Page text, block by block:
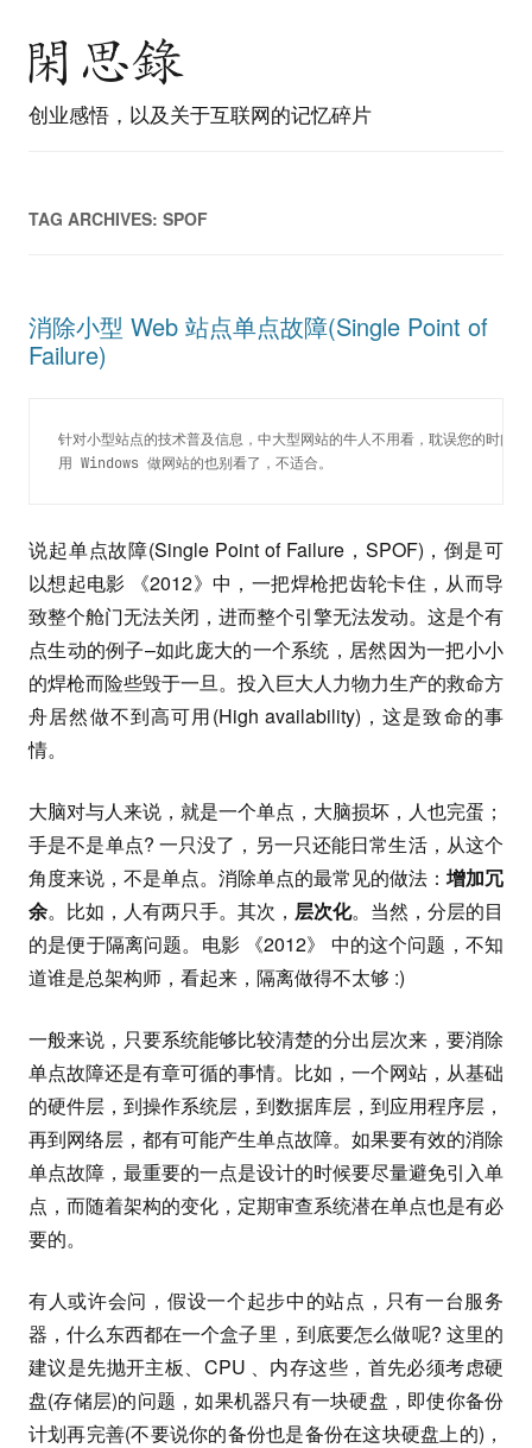
创业感悟，以及关于互联网的记忆碎片
TAG ARCHIVES: SPOF
消除小型 Web 站点单点故障(Single Point of
Failure)
针对小型站点的技术普及信息，中大型网站的牛人不用看，耽误您的时间
用 Windows 做网站的也别看了，不适合。
说起单点故障(Single Point of Failure，SPOF)，倒是可
以想起电影 《2012》中，一把焊枪把齿轮卡住，从而导
致整个舱门无法关闭，进而整个引擎无法发动。这是个有
点生动的例子–如此庞大的一个系统，居然因为一把小小
的焊枪而险些毁于一旦。投入巨大人力物力生产的救命方
舟居然做不到高可用(High availability)，这是致命的事
情。
大脑对与人来说，就是一个单点，大脑损坏，人也完蛋；
手是不是单点? 一只没了，另一只还能日常生活，从这个
角度来说，不是单点。消除单点的最常见的做法： 增加冗
余。比如，人有两只手。其次， 层次化。当然，分层的目
的是便于隔离问题。电影 《2012》 中的这个问题，不知
道谁是总架构师，看起来，隔离做得不太够 :)
一般来说，只要系统能够比较清楚的分出层次来，要消除
单点故障还是有章可循的事情。比如，一个网站，从基础
的硬件层，到操作系统层，到数据库层，到应用程序层，
再到网络层，都有可能产生单点故障。如果要有效的消除
单点故障，最重要的一点是设计的时候要尽量避免引入单
点，而随着架构的变化，定期审查系统潜在单点也是有必
要的。
有人或许会问，假设一个起步中的站点，只有一台服务
器，什么东西都在一个盒子里，到底要怎么做呢? 这里的
建议是先抛开主板、CPU 、内存这些，首先必须考虑硬
盘(存储层)的问题，如果机器只有一块硬盘，即使你备份
计划再完善(不要说你的备份也是备份在这块硬盘上的)，